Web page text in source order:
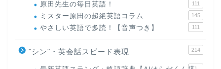
原田先生の毎日英語！ 111
ミスター原田の超絶英語コラム 145
やさしい英語で多読！【音声つき】 111
"シン"・英会話スピード表現 214